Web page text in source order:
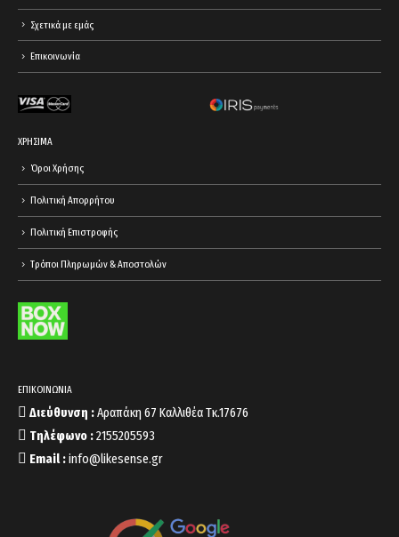
Σχετικά με εμάς
Επικοινωνία
ΧΡΗΣΙΜΑ
Όροι Χρήσης
Πολιτική Απορρήτου
Πολιτική Επιστροφής
Τρόποι Πληρωμών & Αποστολών
ΕΠΙΚΟΙΝΩΝΙΑ
Διεύθυνση :Αραπάκη 67 Καλλιθέα Τκ.17676
Τηλέφωνο :2155205593
Email :info@likesense.gr